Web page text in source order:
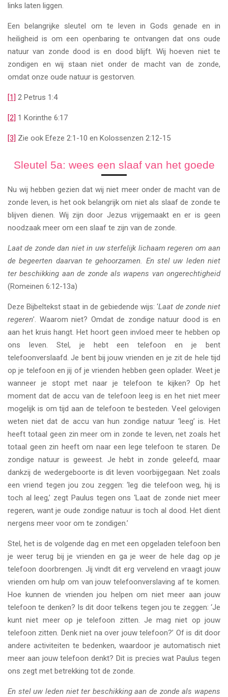
links laten liggen.
Een belangrijke sleutel om te leven in Gods genade en in
heiligheid is om een openbaring te ontvangen dat ons oude
natuur van zonde dood is en dood blijft. Wij hoeven niet te
zondigen en wij staan niet onder de macht van de zonde,
omdat onze oude natuur is gestorven.
[1] 2 Petrus 1:4
[2] 1 Korinthe 6:17
[3] Zie ook Efeze 2:1-10 en Kolossenzen 2:12-15
Sleutel 5a: wees een slaaf van het goede
Nu wij hebben gezien dat wij niet meer onder de macht van de
zonde leven, is het ook belangrijk om niet als slaaf de zonde te
blijven dienen. Wij zijn door Jezus vrijgemaakt en er is geen
noodzaak meer om een slaaf te zijn van de zonde.
Laat de zonde dan niet in uw sterfelijk lichaam regeren om aan
de begeerten daarvan te gehoorzamen. En stel uw leden niet
ter beschikking aan de zonde als wapens van ongerechtigheid
(Romeinen 6:12-13a)
Deze Bijbeltekst staat in de gebiedende wijs: ‘Laat de zonde niet
regeren’. Waarom niet? Omdat de zondige natuur dood is en
aan het kruis hangt. Het hoort geen invloed meer te hebben op
ons leven. Stel, je hebt een telefoon en je bent
telefoonverslaafd. Je bent bij jouw vrienden en je zit de hele tijd
op je telefoon en jij of je vrienden hebben geen oplader. Weet je
wanneer je stopt met naar je telefoon te kijken? Op het
moment dat de accu van de telefoon leeg is en het niet meer
mogelijk is om tijd aan de telefoon te besteden. Veel gelovigen
weten niet dat de accu van hun zondige natuur ‘leeg’ is. Het
heeft totaal geen zin meer om in zonde te leven, net zoals het
totaal geen zin heeft om naar een lege telefoon te staren. De
zondige natuur is geweest. Je hebt in zonde geleefd, maar
dankzij de wedergeboorte is dit leven voorbijgegaan. Net zoals
een vriend tegen jou zou zeggen: ‘leg die telefoon weg, hij is
toch al leeg,’ zegt Paulus tegen ons ‘Laat de zonde niet meer
regeren, want je oude zondige natuur is toch al dood. Het dient
nergens meer voor om te zondigen.’
Stel, het is de volgende dag en met een opgeladen telefoon ben
je weer terug bij je vrienden en ga je weer de hele dag op je
telefoon doorbrengen. Jij vindt dit erg vervelend en vraagt jouw
vrienden om hulp om van jouw telefoonverslaving af te komen.
Hoe kunnen de vrienden jou helpen om niet meer aan jouw
telefoon te denken? Is dit door telkens tegen jou te zeggen: ‘Je
kunt niet meer op je telefoon zitten. Je mag niet op jouw
telefoon zitten. Denk niet na over jouw telefoon?’ Of is dit door
andere activiteiten te bedenken, waardoor je automatisch niet
meer aan jouw telefoon denkt? Dit is precies wat Paulus tegen
ons zegt met betrekking tot de zonde.
En stel uw leden niet ter beschikking aan de zonde als wapens